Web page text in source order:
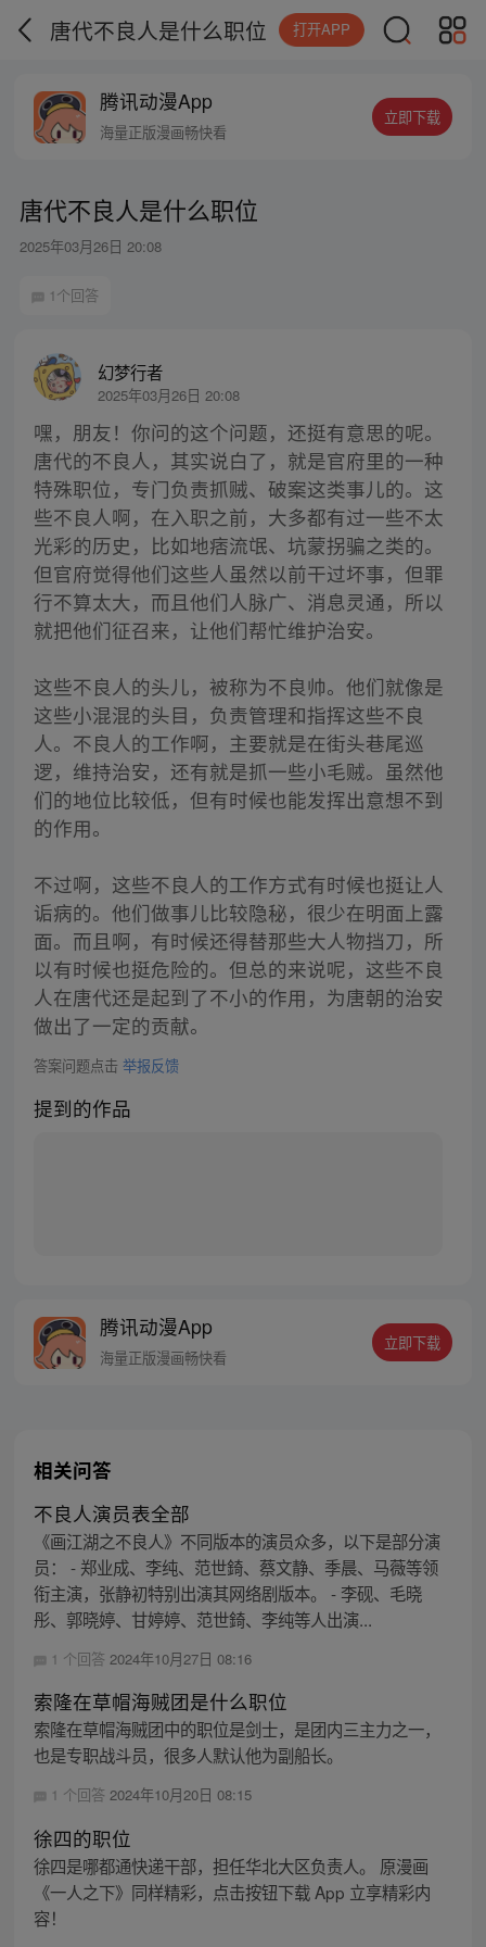
唐代不良人是什么职位 打开APP
腾讯动漫App
海量正版漫画畅快看
立即下载
唐代不良人是什么职位
2025年03月26日 20:08
1个回答
幻梦行者
2025年03月26日 20:08
嘿，朋友！你问的这个问题，还挺有意思的呢。
唐代的不良人，其实说白了，就是官府里的一种
特殊职位，专门负责抓贼、破案这类事儿的。这
些不良人啊，在入职之前，大多都有过一些不太
光彩的历史，比如地痞流氓、坑蒙拐骗之类的。
但官府觉得他们这些人虽然以前干过坏事，但罪
行不算太大，而且他们人脉广、消息灵通，所以
就把他们征召来，让他们帮忙维护治安。
这些不良人的头儿，被称为不良帅。他们就像是
这些小混混的头目，负责管理和指挥这些不良
人。不良人的工作啊，主要就是在街头巷尾巡
逻，维持治安，还有就是抓一些小毛贼。虽然他
们的地位比较低，但有时候也能发挥出意想不到
的作用。
不过啊，这些不良人的工作方式有时候也挺让人
诟病的。他们做事儿比较隐秘，很少在明面上露
面。而且啊，有时候还得替那些大人物挡刀，所
以有时候也挺危险的。但总的来说呢，这些不良
人在唐代还是起到了不小的作用，为唐朝的治安
做出了一定的贡献。
答案问题点击 举报反馈
提到的作品
腾讯动漫App
海量正版漫画畅快看
立即下载
相关问答
不良人演员表全部
《画江湖之不良人》不同版本的演员众多，以下是部分演
员： - 郑业成、李纯、范世錡、蔡文静、季晨、马薇等领
衔主演，张静初特别出演其网络剧版本。 - 李砚、毛晓
彤、郭晓婷、甘婷婷、范世錡、李纯等人出演...
1 个回答 2024年10月27日 08:16
索隆在草帽海贼团是什么职位
索隆在草帽海贼团中的职位是剑士，是团内三主力之一，
也是专职战斗员，很多人默认他为副船长。
1 个回答 2024年10月20日 08:15
徐四的职位
徐四是哪都通快递干部，担任华北大区负责人。 原漫画
《一人之下》同样精彩，点击按钮下载 App 立享精彩内
容！